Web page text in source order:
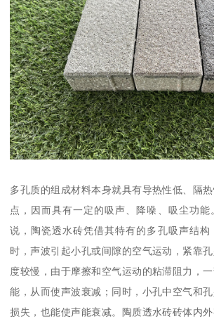
多孔质的组成材料本身就具有导热性低、隔
点，因而具有一定的吸声、降噪、吸尘功能
说，陶瓷透水砖凭借其特有的多孔吸声结构
时，声波引起小孔或间隙的空气运动，紧靠
度较慢，由于摩擦和空气运动的粘滞阻力，
能，从而使声波衰减；同时，小孔中空气和
损失，也能使声能衰减。陶质透水砖砖体内